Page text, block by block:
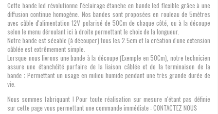
Cette bande led révolutionne l'éclairage étanche en bande led flexible grâce à une
diffusion continue homogène. Nos bandes sont proposées en rouleau de 5mètres
avec câble d'alimentation 12V polarisé de 50Cm de chaque côté, ou à la découpe
selon le menu déroulant ici à droite permettant le choix de la longueur.
Notre bande est sécable (à découper) tous les 2.5cm et la création d'une extension
câblée est extrêmement simple.
Lorsque nous livrons une bande à la découpe (Exemple en 50Cm), notre technicien
assure une étanchéité parfaire de la liaison câblée et de la terminaison de la
bande ; Permettant un usage en milieu humide pendant une très grande durée de
vie.
Nous sommes fabriquant ! Pour toute réalisation sur mesure n'étant pas définie
sur cette page vous permettant une commande immédiate : CONTACTEZ NOUS